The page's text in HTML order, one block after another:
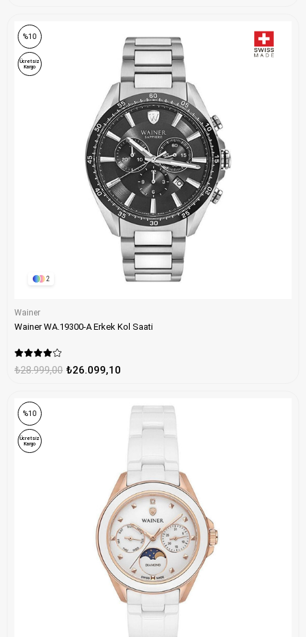
2
Wainer
Wainer WA.19300-A Erkek Kol Saati
₺26.099,10
₺28.999,00
%10
Ücretsiz
Kargo
%10
Ücretsiz
Kargo